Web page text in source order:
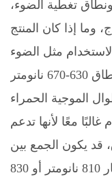
تغطية الضوء،
وما إذا كان المنتج
مثل الضوء
الموجية الحمراء
معًا لأنها تدعم
قد يكون الجمع بين
الأطوال الموجية أكثر أهمية من اختيار 810 نانومتر أو 830